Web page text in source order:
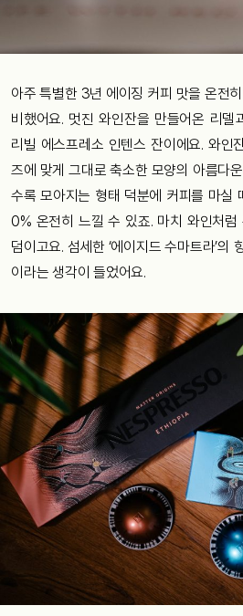
아주 특별한 3년 에이징 커피 맛을 온전
비했어요. 멋진 와인잔을 만들어온 리델
리빌 에스프레소 인텐스 잔이에요. 와인
즈에 맞게 그대로 축소한 모양의 아름다
수록 모아지는 형태 덕분에 커피를 마실
0% 온전히 느낄 수 있죠. 마치 와인처럼
덤이고요. 섬세한 ‘에이지드 수마트라’의
이라는 생각이 들었어요.